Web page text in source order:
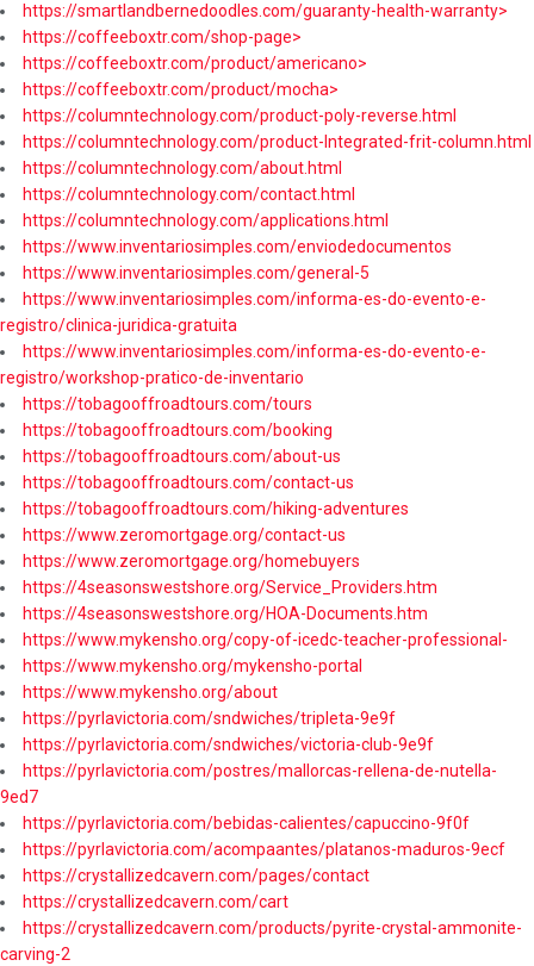
https://smartlandbernedoodles.com/guaranty-health-warranty>
https://coffeeboxtr.com/shop-page>
https://coffeeboxtr.com/product/americano>
https://coffeeboxtr.com/product/mocha>
https://columntechnology.com/product-poly-reverse.html
https://columntechnology.com/product-Integrated-frit-column.html
https://columntechnology.com/about.html
https://columntechnology.com/contact.html
https://columntechnology.com/applications.html
https://www.inventariosimples.com/enviodedocumentos
https://www.inventariosimples.com/general-5
https://www.inventariosimples.com/informa-es-do-evento-e-
registro/clinica-juridica-gratuita
https://www.inventariosimples.com/informa-es-do-evento-e-
registro/workshop-pratico-de-inventario
https://tobagooffroadtours.com/tours
https://tobagooffroadtours.com/booking
https://tobagooffroadtours.com/about-us
https://tobagooffroadtours.com/contact-us
https://tobagooffroadtours.com/hiking-adventures
https://www.zeromortgage.org/contact-us
https://www.zeromortgage.org/homebuyers
https://4seasonswestshore.org/Service_Providers.htm
https://4seasonswestshore.org/HOA-Documents.htm
https://www.mykensho.org/copy-of-icedc-teacher-professional-
https://www.mykensho.org/mykensho-portal
https://www.mykensho.org/about
https://pyrlavictoria.com/sndwiches/tripleta-9e9f
https://pyrlavictoria.com/sndwiches/victoria-club-9e9f
https://pyrlavictoria.com/postres/mallorcas-rellena-de-nutella-
9ed7
https://pyrlavictoria.com/bebidas-calientes/capuccino-9f0f
https://pyrlavictoria.com/acompaantes/platanos-maduros-9ecf
https://crystallizedcavern.com/pages/contact
https://crystallizedcavern.com/cart
https://crystallizedcavern.com/products/pyrite-crystal-ammonite-
carving-2